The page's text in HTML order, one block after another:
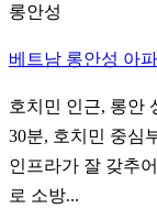
롱안성
베트남 롱안성 아
호치민 인근, 롱안
30분, 호치민 중심
인프라가 잘 갖추
로 소방...